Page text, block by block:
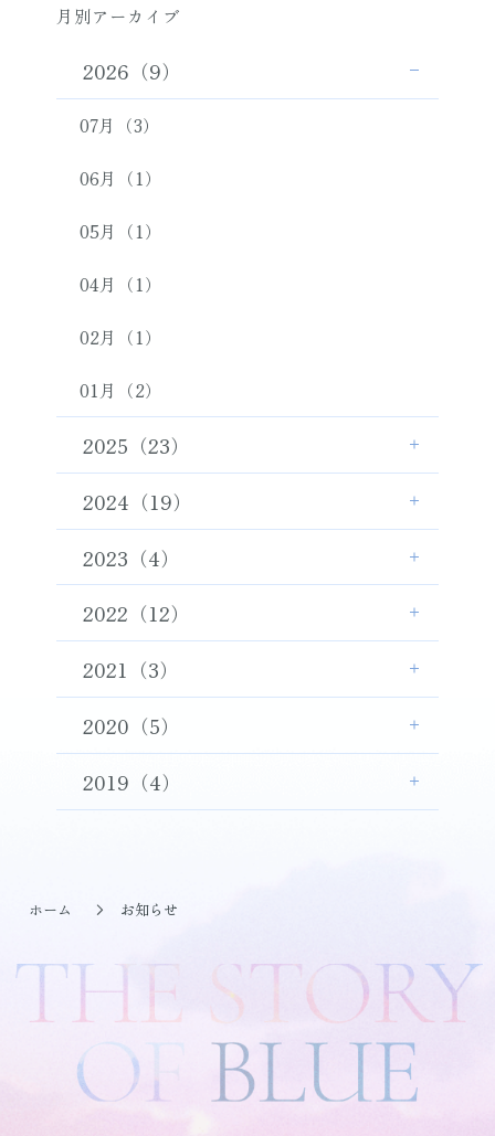
月別アーカイブ
2026（9）
07月（3）
06月（1）
05月（1）
04月（1）
02月（1）
01月（2）
2025（23）
2024（19）
2023（4）
2022（12）
2021（3）
2020（5）
2019（4）
ホーム お知らせ